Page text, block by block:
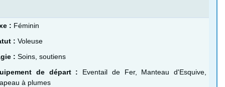
: Féminin
: Voleuse
: Soins, soutiens
de départ : Eventail de Fer, Manteau d'Esquive,
à plumes